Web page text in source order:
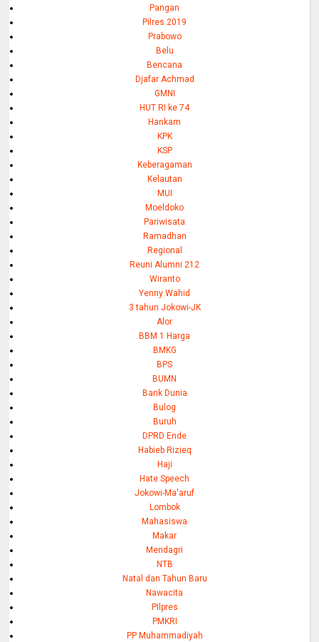
Pangan
Pilres 2019
Prabowo
Belu
Bencana
Djafar Achmad
GMNI
HUT RI ke 74
Hankam
KPK
KSP
Keberagaman
Kelautan
MUI
Moeldoko
Pariwisata
Ramadhan
Regional
Reuni Alumni 212
Wiranto
Yenny Wahid
3 tahun Jokowi-JK
Alor
BBM 1 Harga
BMKG
BPS
BUMN
Bank Dunia
Bulog
Buruh
DPRD Ende
Habieb Rizieq
Haji
Hate Speech
Jokowi-Ma'aruf
Lombok
Mahasiswa
Makar
Mendagri
NTB
Natal dan Tahun Baru
Nawacita
PIlpres
PMKRI
PP Muhammadiyah